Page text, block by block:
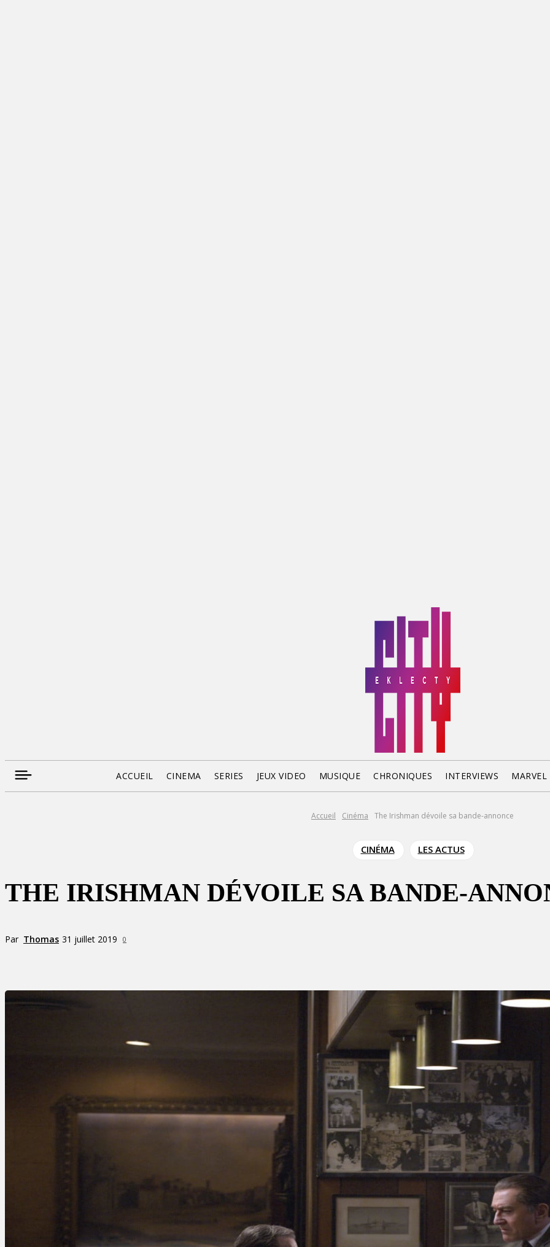
ACCUEIL CINEMA SERIES JEUX VIDEO MUSIQUE CHRONIQUES INTERVIEWS
Accueil Cinéma The Irishman dévoile sa bande-annonce
CINÉMA LES ACTUS
THE IRISHMAN DÉVOILE SA BANDE-
Par Thomas 31 juillet 2019 0